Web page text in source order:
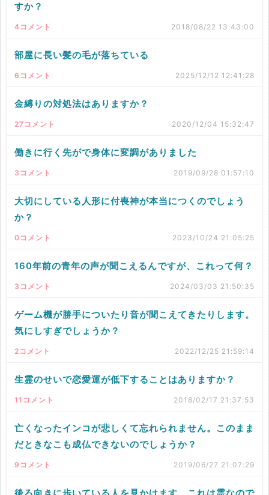
すか？
4コメント 2018/08/22 13:43:00
部屋に長い髪の毛が落ちている
6コメント 2025/12/12 12:41:28
金縛りの対処法はありますか？
27コメント 2020/12/04 15:32:47
働きに行く先がで身体に変調がありました
3コメント 2019/09/28 01:57:10
大切にしている人形に付喪神が本当につくのでしょう
か？
0コメント 2023/10/24 21:05:25
160年前の青年の声が聞こえるんですが、これって何？
3コメント 2024/03/03 21:50:35
ゲーム機が勝手についたり音が聞こえてきたりします。
気にしすぎでしょうか？
2コメント 2022/12/25 21:59:14
生霊のせいで恋愛運が低下することはありますか？
11コメント 2018/02/17 21:37:53
亡くなったインコが悲しくて忘れられません。このまま
だときなこも成仏できないのでしょうか？
9コメント 2019/06/27 21:07:29